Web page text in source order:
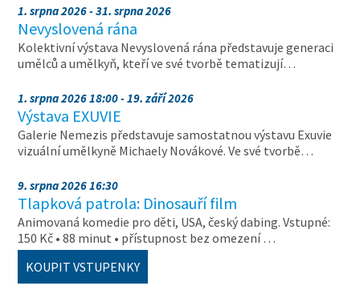
1. srpna 2026 - 31. srpna 2026
Nevyslovená rána
Kolektivní výstava Nevyslovená rána představuje generaci
umělců a umělkyň, kteří ve své tvorbě tematizují…
1. srpna 2026 18:00 - 19. září 2026
Výstava EXUVIE
Galerie Nemezis představuje samostatnou výstavu Exuvie
vizuální umělkyně Michaely Novákové. Ve své tvorbě…
9. srpna 2026 16:30
Tlapková patrola: Dinosauří film
Animovaná komedie pro děti, USA, český dabing. Vstupné:
150 Kč • 88 minut • přístupnost bez omezení …
KOUPIT VSTUPENKY